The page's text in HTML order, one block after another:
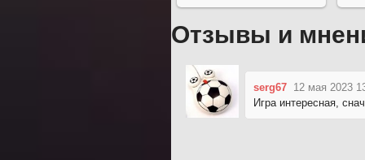
Отзывы и
serg67 12 мая 2023
Игра интересная,